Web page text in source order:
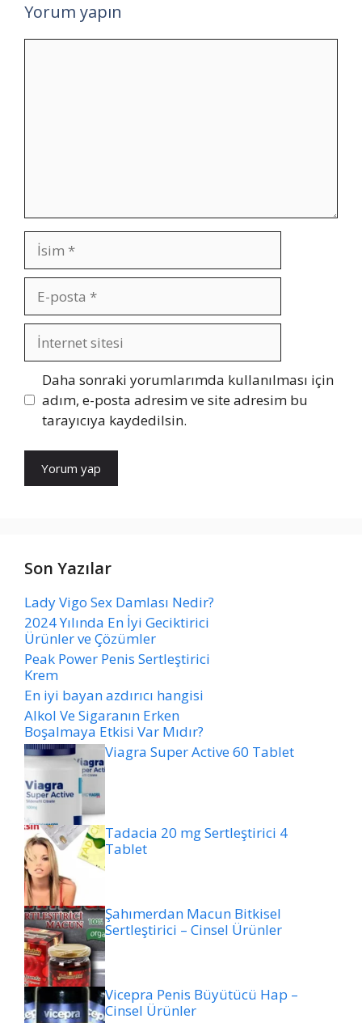
Yorum yapın
İsim
posta
İnternet
sitesi
Daha sonraki yorumlarımda kullanılması için
adım, e-posta adresim ve site adresim bu
tarayıcıya kaydedilsin.
Son Yazılar
Lady Vigo Sex Damlası Nedir?
2024 Yılında En İyi Geciktirici
Ürünler ve Çözümler
Peak Power Penis Sertleştirici
Krem
En iyi bayan azdırıcı hangisi
Alkol Ve Sigaranın Erken
Boşalmaya Etkisi Var Mıdır?
Viagra Super Active 60 Tablet
Tadacia 20 mg Sertleştirici 4
Tablet
Şahımerdan Macun Bitkisel
Sertleştirici – Cinsel Ürünler
Vicepra Penis Büyütücü Hap –
Cinsel Ürünler